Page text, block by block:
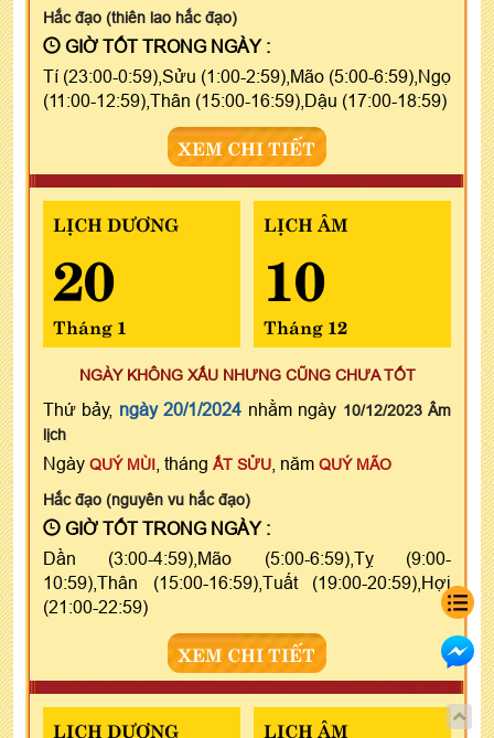
Hắc đạo (thiên lao hắc đạo)
GIỜ TỐT TRONG NGÀY :
Tí (23:00-0:59),Sửu (1:00-2:59),Mão (5:00-6:59),Ngọ
(11:00-12:59),Thân (15:00-16:59),Dậu (17:00-18:59)
XEM CHI TIẾT
LỊCH DƯƠNG
20
Tháng 1
LỊCH ÂM
10
Tháng 12
NGÀY KHÔNG XẤU NHƯNG CŨNG CHƯA TỐT
Thứ bảy, ngày 20/1/2024 nhằm ngày 10/12/2023 Âm
lịch
Ngày QUÝ MÙI , tháng ẤT SỬU , năm QUÝ MÃO
Hắc đạo (nguyên vu hắc đạo)
GIỜ TỐT TRONG NGÀY :
Dần (3:00-4:59),Mão (5:00-6:59),Tỵ (9:00-
10:59),Thân (15:00-16:59),Tuất (19:00-20:59),Hợi
(21:00-22:59)
XEM CHI TIẾT
LỊCH DƯƠNG LỊCH ÂM